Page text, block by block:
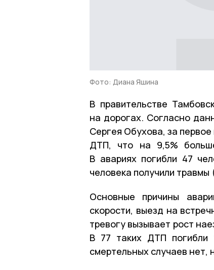
Фото: Диана Яшина
В правительстве
на дорогах. Согласно
Сергея Обухова, за
ДТП, что на 9,5%
В авариях погибли 47
человека получили травмы
Основные причины
скорости, выезд на
тревогу вызывает рост
В 77 таких ДТП погибли
смертельных случаев нет,